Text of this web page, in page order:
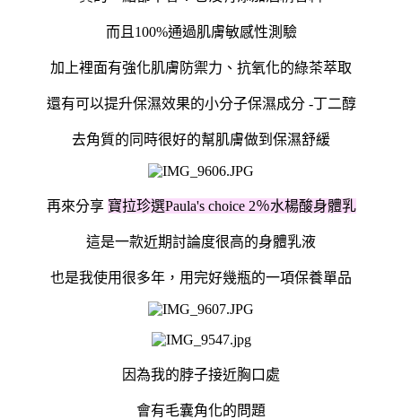
而且 100%通過肌膚敏感性測驗
加上裡面有強化肌膚防禦力、抗氧化的綠茶萃取
還有可以提升保濕效果的小分子保濕成分-丁二醇
去角質的同時很好的幫肌膚做到保濕舒緩
再來分享 寶拉珍選Paula's choice 2％水楊酸身體乳
這是一款近期討論度很高的身體乳液
也是我使用很多年，用完好幾瓶的一項保養單品
因為我的脖子接近胸口處
會有毛囊角化的問題